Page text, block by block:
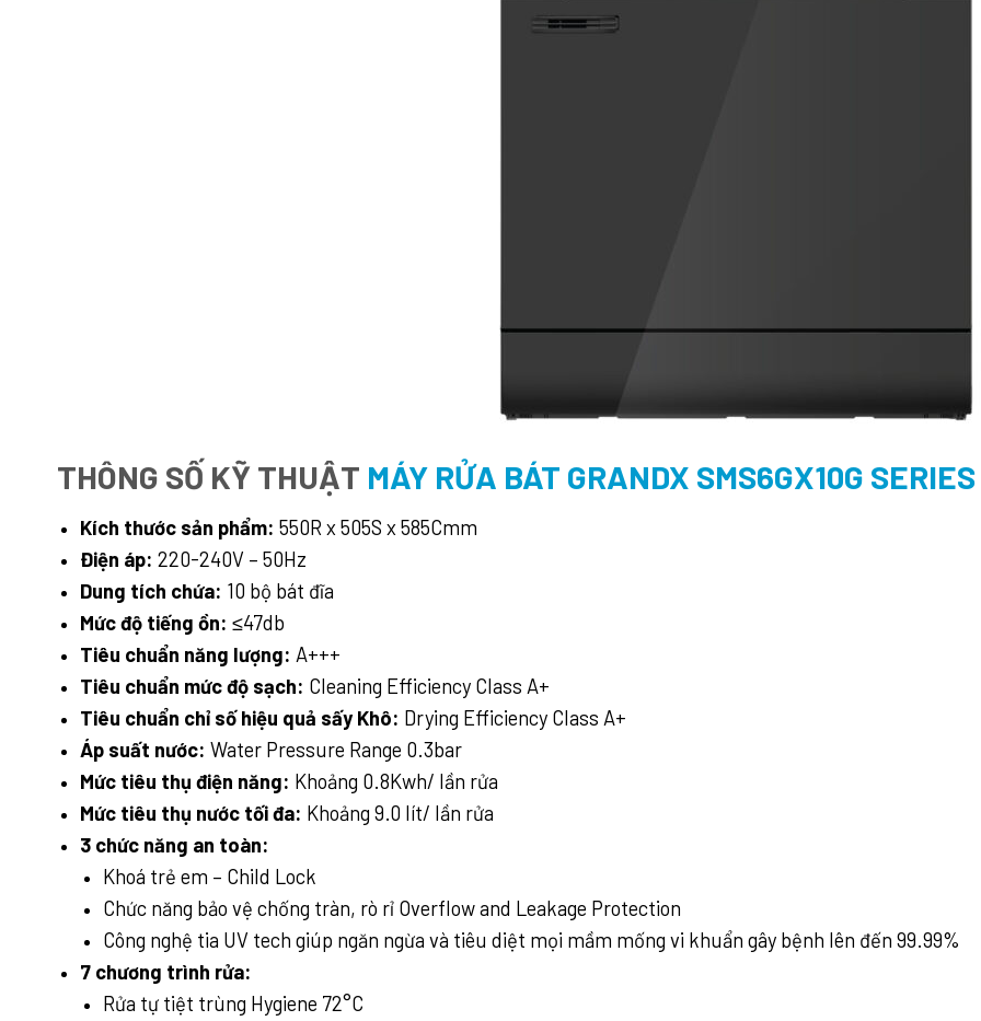
THÔNG SỐ KỸ THUẬT MÁY RỬA BÁT GRANDX SMS6GX10G
Kích thước sản phẩm: 550R x 505S x 585Cmm
Điện áp: 220-240V – 50Hz
Dung tích chứa: 10 bộ bát đĩa
Mức độ tiếng ồn: ≤47db
Tiêu chuẩn năng lượng: A+++
Tiêu chuẩn mức độ sạch: Cleaning Efficiency Class A+
Tiêu chuẩn chỉ số hiệu quả sấy Khô: Drying Efficiency Class A+
Áp suất nước: Water Pressure Range 0.3bar
Mức tiêu thụ điện năng: Khoảng 0.8Kwh/ lần rửa
Mức tiêu thụ nước tối đa: Khoảng 9.0 lít/ lần rửa
3 chức năng an toàn:
Khoá trẻ em – Child Lock
Chức năng bảo vệ chống tràn, rò rỉ Overflow and Leakage Protection
Công nghệ tia UV tech giúp ngăn ngừa và tiêu diệt mọi mầm mống vi khuẩn gây bệnh lên đến 99.99%
7 chương trình rửa:
Rửa tự tiệt trùng Hygiene 72°C